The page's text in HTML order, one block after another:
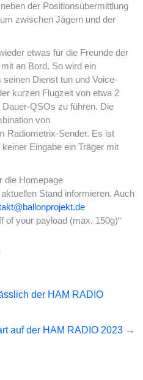
der Positionsübermittlung
zwischen Jägern und der
etwas für die Freunde der
an Bord. So wird ein
Dienst tun und Voice-
kurzen Flugzeit von etwa 2
QSOs zu führen. Die
von
Radiometrix-Sender. Es ist
Eingabe ein Träger mit
die Homepage
Stand informieren. Auch
of your payload (max. 150g)“
der HAM RADIO
auf der HAM RADIO 2023 →